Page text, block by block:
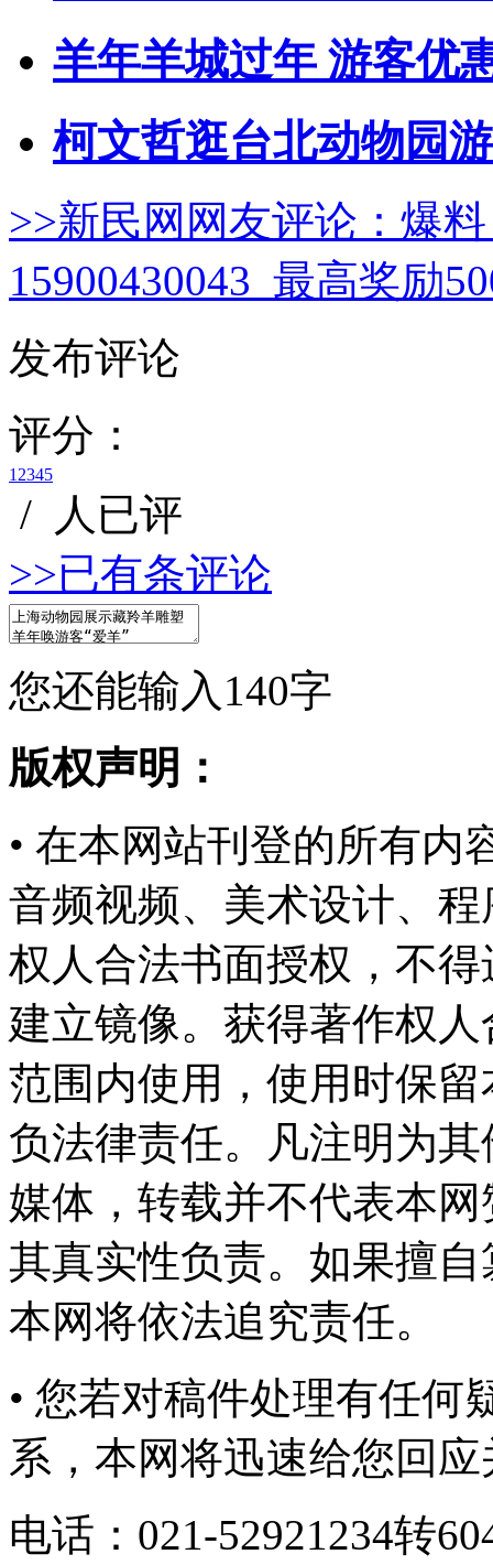
羊年羊城过年 游客优
柯文哲逛台北动物园
>>新民网网友评论： 爆
15900430043 最高奖励
发布评论
评分：
12345
/
人已评
>>已有条评论
您还能输入 140字
版权声明：
• 在本网站刊登的所有内
音频视频、美术设计、
权人合法书面授权，不
建立镜像。获得著作权
范围内使用，使用时保
负法律责任。凡注明为
媒体，转载并不代表本
其真实性负责。如果擅
本网将依法追究责任。
• 您若对稿件处理有任何
系，本网将迅速给您回
电话：021-52921234转